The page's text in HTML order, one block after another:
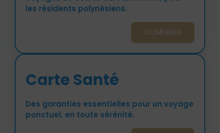
les résidents polynésiens.
COMPARER
Carte Santé
Des garanties essentielles pour un voyage
ponctuel, en toute sérénité.